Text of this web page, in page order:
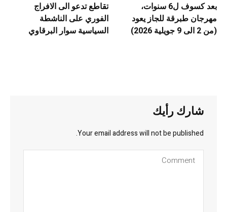
بعد كسوف ل6 سنوات،
مهرجان طبرقة للجاز يعود
(من 2 الى 9 جويلية 2026)
تقاطع تدعو الى الافراج
الفوري على الناشطة
السياسية سوار البرقاوي
شارك رأيك
Your email address will not be published.